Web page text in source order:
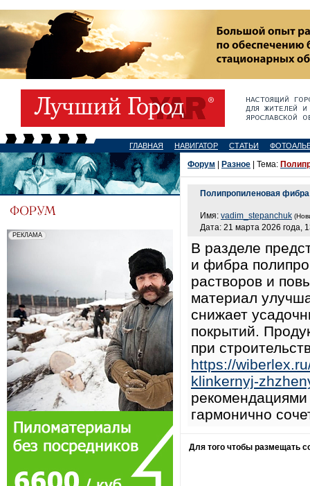
ГЛАВНАЯ НАВИГАТОР СТАТЬИ
Форум Разное | Тема:
Полипропиленовая
Имя: vadim_stepanchuk
Дата: 21 марта 2026 года,
В разделе
и фибра
растворов и
материал
снижает
покрытий.
при
https://
klinkernyj-
гармонично
Для того чтобы размещать